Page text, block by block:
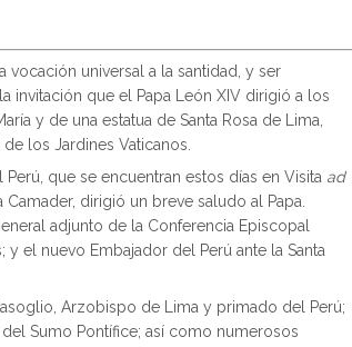
vocación universal a la santidad, y ser
invitación que el Papa León XIV dirigió a los
y de una estatua de Santa Rosa de Lima,
los Jardines Vaticanos.
que se encuentran estos días en Visita ad
Camader, dirigió un breve saludo al Papa.
adjunto de la Conferencia Episcopal
el nuevo Embajador del Perú ante la Santa
Arzobispo de Lima y primado del Perú;
Sumo Pontífice; así como numerosos